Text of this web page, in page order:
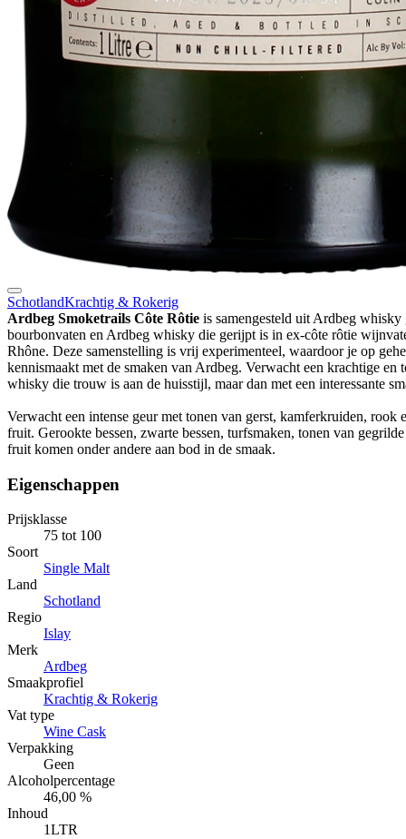
SchotlandKrachtig & Rokerig
Ardbeg Smoketrails Côte Rôtie is samengesteld uit Ardbeg
bourbonvaten en Ardbeg whisky die gerijpt is in ex-côte rôtie
Rhône. Deze samenstelling is vrij experimenteel, waardoor je op
kennismaakt met de smaken van Ardbeg. Verwacht een krachtige en
whisky die trouw is aan de huisstijl, maar dan met een interessante
Verwacht een intense geur met tonen van gerst, kamferkruiden, rook
fruit. Gerookte bessen, zwarte bessen, turfsmaken, tonen van
fruit komen onder andere aan bod in de smaak.
Eigenschappen
Prijsklasse
75 tot 100
Soort
Single Malt
Land
Schotland
Regio
Islay
Merk
Ardbeg
Smaakprofiel
Krachtig & Rokerig
Vat type
Wine Cask
Verpakking
Geen
Alcoholpercentage
46,00 %
Inhoud
1LTR